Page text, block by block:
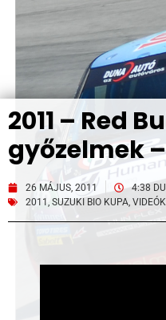
2011 – Red
győzelmek
26 MÁJUS, 2011 4:38
2011 , SUZUKI BIO KUPA,